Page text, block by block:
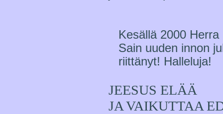
Kesällä 2000
Sain uuden innon
riittänyt! Halleluja!
JEESUS ELÄÄ
JA VAIKUTTAA